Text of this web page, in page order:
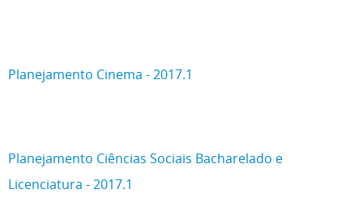
Planejamento Cinema - 2017.1
Planejamento Ciências Sociais Bacharelado e
Licenciatura - 2017.1